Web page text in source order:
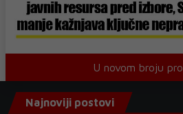
U novom broju
Najnoviji postovi